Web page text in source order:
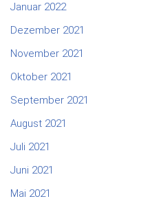
Januar 2022
Dezember 2021
November 2021
Oktober 2021
September 2021
August 2021
Juli 2021
Juni 2021
Mai 2021